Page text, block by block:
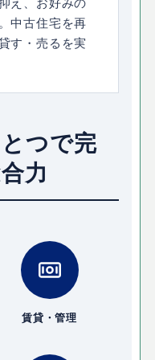
え、お好みの
中古住宅を再
す・売るを実
とつで完
力
賃貸・管理